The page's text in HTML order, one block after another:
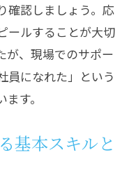
設業求人の特徴
職場を見つける
で成長を実感
援を受けるメリ
確認しましょう。応
ールすることが大切
が、現場でのサポー
員になれた」という
す。
基本スキルと